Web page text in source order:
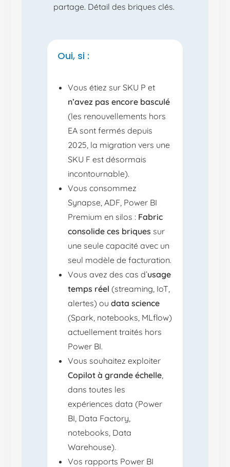
partage. Détail des briques clés.
Oui, si :
Vous étiez sur SKU P et
n’avez pas encore basculé
(les renouvellements hors
EA sont fermés depuis
2025, la migration vers une
SKU F est désormais
incontournable).
Vous consommez
Synapse, ADF, Power BI
Premium en silos : Fabric
consolide ces briques sur
une seule capacité avec un
seul modèle de facturation.
Vous avez des cas d’usage
temps réel(streaming, IoT,
alertes) oudata science
(Spark, notebooks, MLflow)
actuellement traités hors
Power BI.
Vous souhaitez exploiter
Copilot à grande échelle
dans toutes les
expériences data (Power
BI, Data Factory,
notebooks, Data
Warehouse).
Vos rapports Power BI